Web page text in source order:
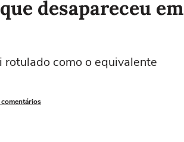
desapareceu em
como o equivalente